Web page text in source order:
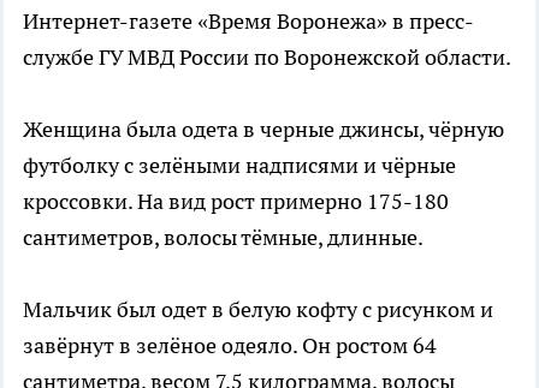
Интернет-газете «Время Воронежа» в пресс-
службе ГУ МВД России по Воронежской области.
Женщина была одета в черные джинсы, чёрную
футболку с зелёными надписями и чёрные
кроссовки. На вид рост примерно 175-180
сантиметров, волосы тёмные, длинные.
Мальчик был одет в белую кофту с рисунком и
завёрнут в зелёное одеяло. Он ростом 64
сантиметра, весом 7,5 килограмма, волосы